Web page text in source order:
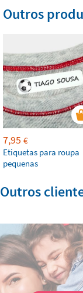
Outros
7,95 €
Etiquetas para roupa
pequenas
Outros